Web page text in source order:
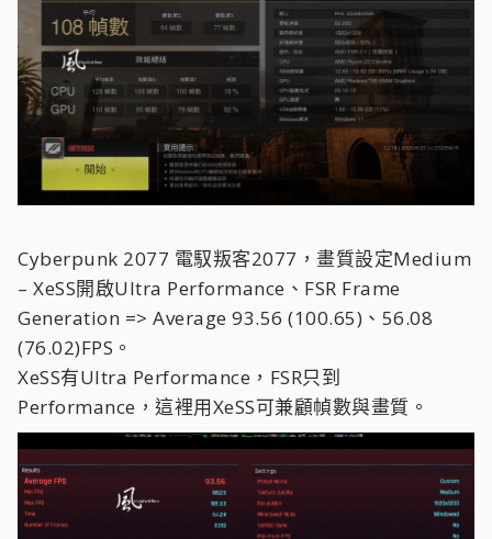
Cyberpunk 2077 電馭叛客2077，畫質設定Medium
– XeSS開啟Ultra Performance、FSR Frame
Generation => Average 93.56 (100.65)、56.08
(76.02)FPS。
XeSS有Ultra Performance，FSR只到
Performance，這裡用XeSS可兼顧幀數與畫質。